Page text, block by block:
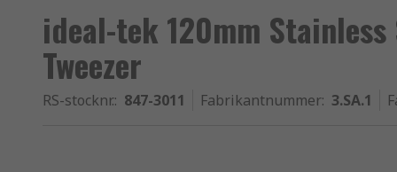
ideal-tek 120mm Stainless
Tweezer
RS-stocknr.: 847-3011 Fabrikantnummer: 3.SA.1